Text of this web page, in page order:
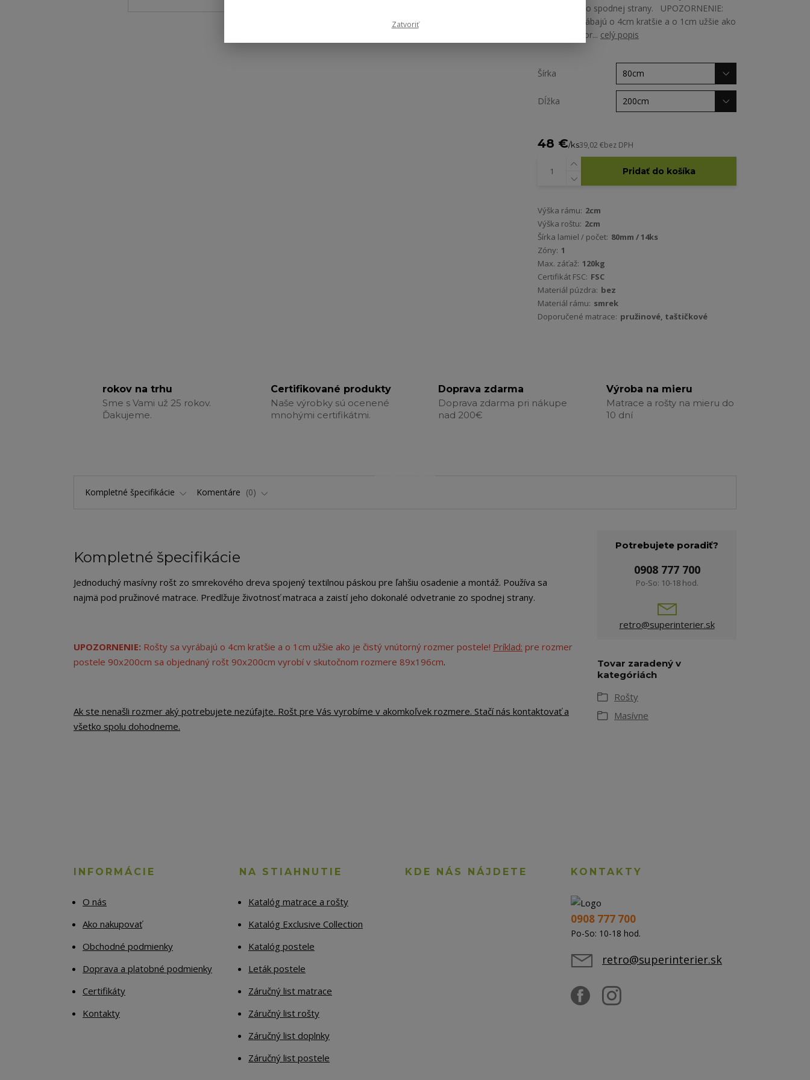
odvetranie zo spodnej strany. UPOZORNENIE:
Rošty sa vyrábajú o 4cm kratšie a o 1cm užšie ako
je čistý vnútor... celý popis
Šírka
Dĺžka
48 €/ks39,02 €bez DPH
Pridať do košíka
Výška rámu: 2cm
Výška roštu: 2cm
Šírka lamiel / počet: 80mm / 14ks
Zóny: 1
Max. záťaž: 120kg
Certifikát FSC: FSC
Materiál púzdra: bez
Materiál rámu: smrek
Doporučené matrace: pružinové, taštičkové
rokov na trhu
Sme s Vami už 25 rokov.
Ďakujeme.
Certifikované produkty
Naše výrobky sú ocenené
mnohými certifikátmi.
Doprava zdarma
Doprava zdarma pri nákupe
nad 200€
Výroba na mieru
Matrace a rošty na mieru do
10 dní
Kompletné špecifikácie Komentáre 0
Kompletné špecifikácie
Jednoduchý masívny rošt zo smrekového dreva spojený textilnou páskou pre ľahšiu osadenie a montáž. Používa sa
najmä pod pružinové matrace. Predlžuje životnosť matraca a zaistí jeho dokonalé odvetranie zo spodnej strany.
UPOZORNENIE: Rošty sa vyrábajú o 4cm kratšie a o 1cm užšie ako je čistý vnútorný rozmer postele! Príklad: pre rozmer
postele 90x200cm sa objednaný rošt 90x200cm vyrobí v skutočnom rozmere 89x196cm.
Ak ste nenašli rozmer aký potrebujete nezúfajte. Rošt pre Vás vyrobíme v akomkoľvek rozmere. Stačí nás kontaktovať a
všetko spolu dohodneme.
Potrebujete poradiť?
0908 777 700
Po-So: 10-18 hod.
retro@superinterier.sk
Tovar zaradený v
kategóriách
Rošty
Masívne
INFORMÁCIE
O nás
Ako nakupovať
Obchodné podmienky
Doprava a platobné podmienky
Certifikáty
Kontakty
NA STIAHNUTIE
Katalóg matrace a rošty
Katalóg Exclusive Collection
Katalóg postele
Leták postele
Záručný list matrace
Záručný list rošty
Záručný list doplnky
Záručný list postele
KDE NÁS NÁJDETE KONTAKTY
0908 777 700
Po-So: 10-18 hod.
retro@superinterier.sk
Zatvoriť